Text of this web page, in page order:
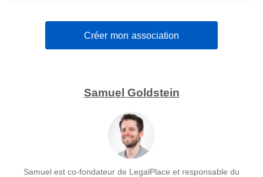
Créer mon association
Samuel Goldstein
Samuel est co-fondateur de LegalPlace et responsable du